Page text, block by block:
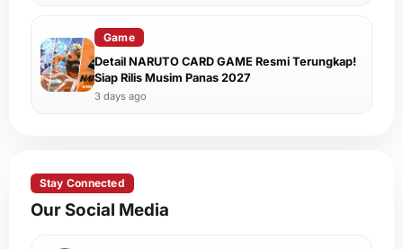
Game
Detail NARUTO CARD GAME Resmi Terungkap!
Siap Rilis Musim Panas 2027
3 days ago
Stay Connected
Our Social Media